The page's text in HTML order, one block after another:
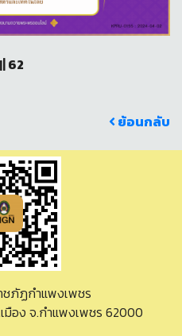
62
ย้อนกลับ
ชภัฏกำแพงเพชร
มือง จ.กำแพงเพชร 62000